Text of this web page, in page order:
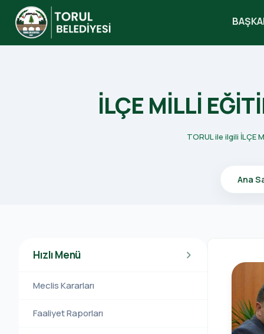
İLÇE MİLLİ
TORUL ile ilgili İLÇE
Ana
Hızlı Menü
Meclis Kararları
Faaliyet Raporları